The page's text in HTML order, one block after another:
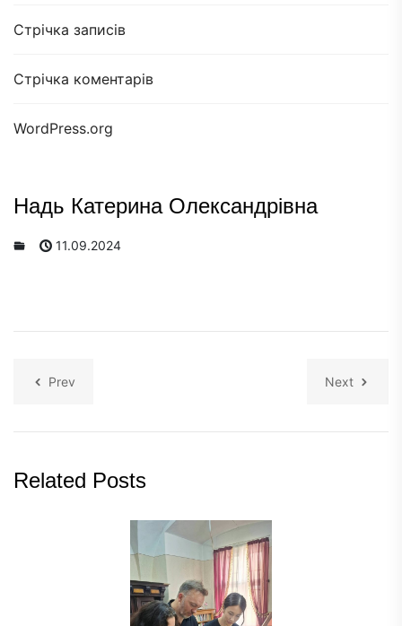
Стрічка записів
Стрічка коментарів
WordPress.org
Надь Катерина Олександрівна
11.09.2024
Prev Next
Related Posts